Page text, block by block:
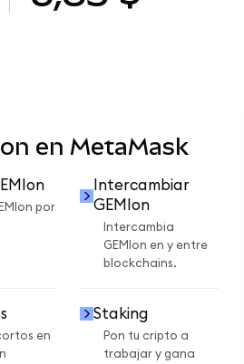
en MetaMask
por
Intercambiar
GEMIon
Intercambia
GEMIon en y entre
blockchains.
en
Staking
Pon tu cripto a
trabajar y gana